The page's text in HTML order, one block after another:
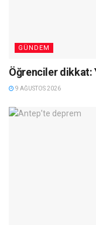
GÜNDEM
Öğrenciler dikkat:
9 AĞUSTOS 2026